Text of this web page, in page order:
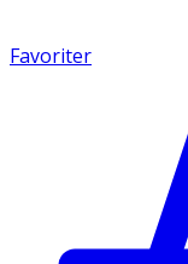
Favoriter